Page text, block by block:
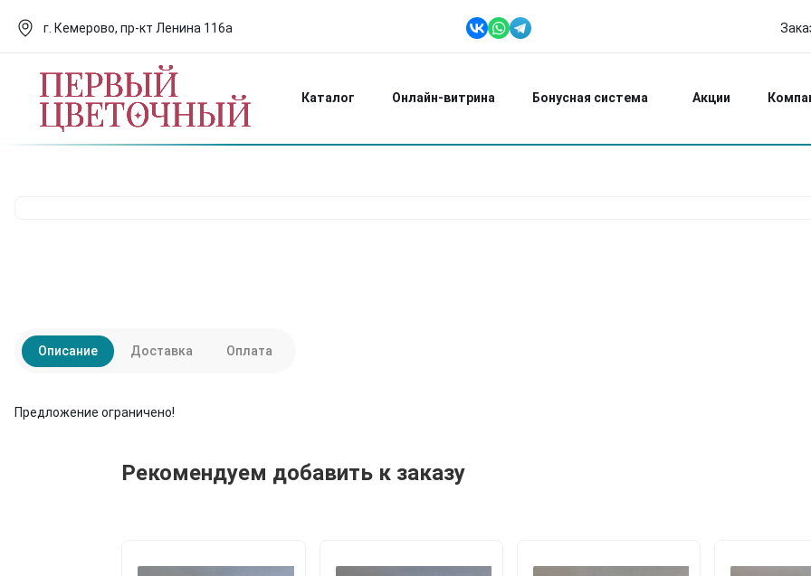
г. Кемерово, пр-кт Ленина 116а
Ежедневно: 8:00-
Каталог Онлайн-витрина Бонусная система Акции
Описание
Предложение ограничено!
Доставка Оплата
Рекомендуем добавить к заказу